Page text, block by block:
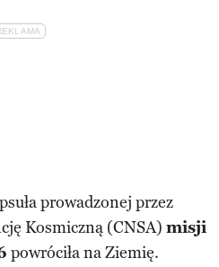
prowadzonej przez
Kosmiczną (CNSA) misji
powróciła na Ziemię.